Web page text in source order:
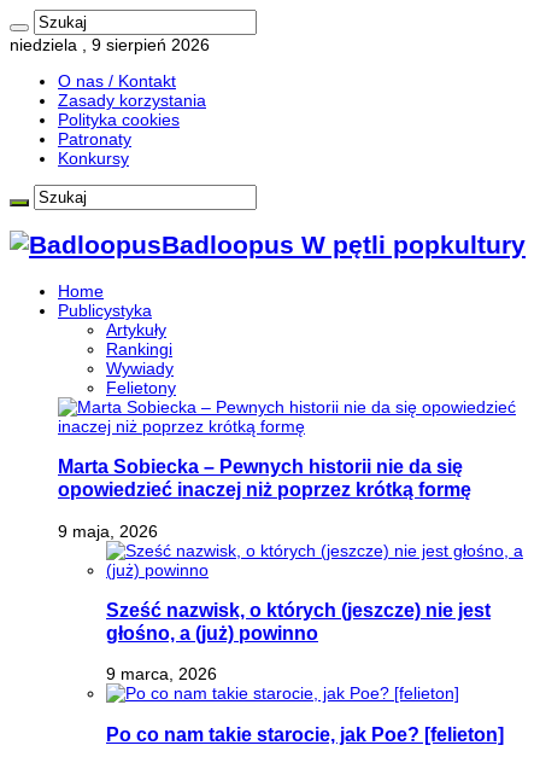
niedziela , 9 sierpień 2026
O nas / Kontakt
Zasady korzystania
Polityka cookies
Patronaty
Konkursy
Badloopus W pętli popkultury
Home
Publicystyka
Artykuły
Rankingi
Wywiady
Felietony
Marta Sobiecka – Pewnych historii nie da się
opowiedzieć inaczej niż poprzez krótką formę
9 maja, 2026
Sześć nazwisk, o których (jeszcze) nie jest
głośno, a (już) powinno
9 marca, 2026
Po co nam takie starocie, jak Poe? [felieton]